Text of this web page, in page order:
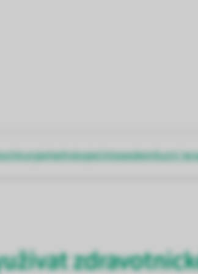
NefrologieOrtopedieInfuzní